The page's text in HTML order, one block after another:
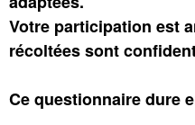
Votre participation est
récoltées sont
Ce questionnaire dure